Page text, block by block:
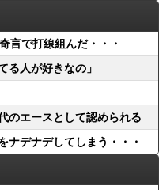
言で打線組んだ・・・
る人が好きなの」
のエースとして認められる
ナデナデしてしまう・・・